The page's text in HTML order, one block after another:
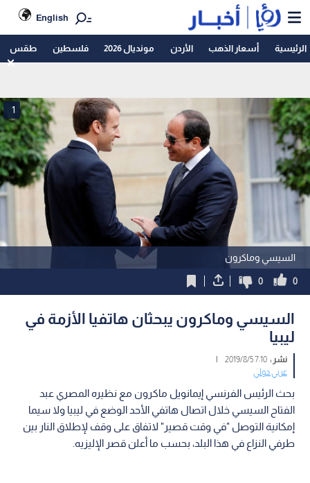
English
الرئيسية أسعار الذهب الأردن مونديال 2026 فلسطين طقس
السيسي وماكرون
1
0
0
السيسي وماكرون يبحثان هاتفيا الأزمة في
ليبيا
نشر :7:10 2019/8/5
|
عربي دولي
بحث الرئيس الفرنسي إيمانويل ماكرون مع نظيره المصري عبد
الفتاح السيسي خلال اتصال هاتفي الأحد الوضع في ليبيا ولا سيما
إمكانية التوصل "في وقت قصير" لاتفاق على وقف لإطلاق النار بين
طرفي النزاع في هذا البلد، بحسب ما أعلن قصر الإليزيه.